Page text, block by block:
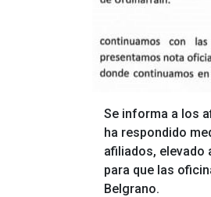
Se informa a los
ha respondido
afiliados, elevado
para que las
Belgrano.